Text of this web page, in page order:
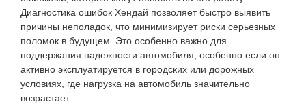
Диагностика ошибок Хендай позволяет быстро выявить
причины неполадок, что минимизирует риски серьезных
поломок в будущем. Это особенно важно для
поддержания надежности автомобиля, особенно если он
активно эксплуатируется в городских или дорожных
условиях, где нагрузка на автомобиль значительно
возрастает.